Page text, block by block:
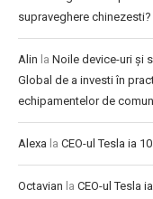
supraveghere chinezesti?
Alin la Noile device-uri și
Global de a investi în
echipamentelor de
Alexa la CEO-ul Tesla ia
Octavian la CEO-ul Tesla